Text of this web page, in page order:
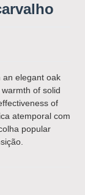
an elegant oak
of solid
of
atemporal com
popular